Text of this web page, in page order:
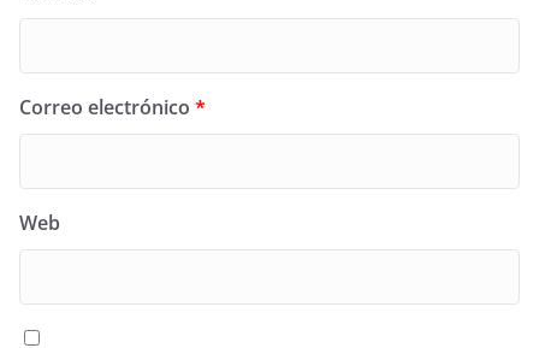
Correo electrónico *
Web